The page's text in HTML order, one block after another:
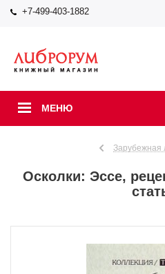
+7-499-403-1882
МЕНЮ
Зарубежная
Осколки: Эссе,